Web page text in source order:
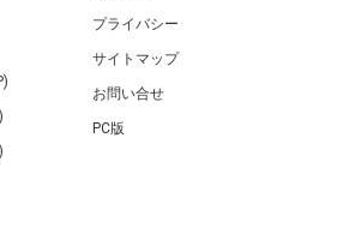
プライバシー
サイトマップ
お問い合せ
PC版